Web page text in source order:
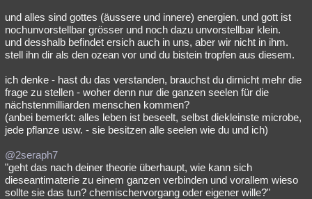
und alles sind gottes (äussere und innere) energien. und gott ist
nochunvorstellbar grösser und noch dazu unvorstellbar klein.
und desshalb befindet ersich auch in uns, aber wir nicht in ihm.
stell ihn dir als den ozean vor und du bistein tropfen aus diesem.
ich denke - hast du das verstanden, brauchst du dirnicht mehr die
frage zu stellen - woher denn nur die ganzen seelen für die
nächstenmilliarden menschen kommen?
(anbei bemerkt: alles leben ist beseelt, selbst diekleinste microbe,
jede pflanze usw. - sie besitzen alle seelen wie du und ich)
@2seraph7
"geht das nach deiner theorie überhaupt, wie kann sich
dieseantimaterie zu einem ganzen verbinden und vorallem wieso
sollte sie das tun? chemischervorgang oder eigener wille?"